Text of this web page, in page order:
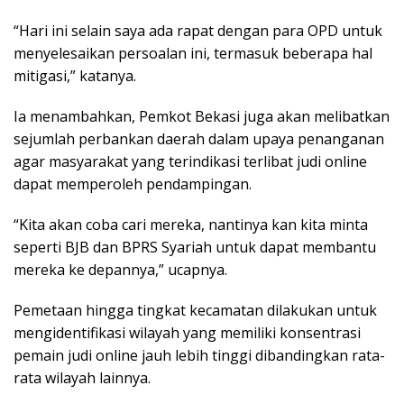
“Hari ini selain saya ada rapat dengan para OPD untuk
menyelesaikan persoalan ini, termasuk beberapa hal
mitigasi,” katanya.
Ia menambahkan, Pemkot Bekasi juga akan melibatkan
sejumlah perbankan daerah dalam upaya penanganan
agar masyarakat yang terindikasi terlibat judi online
dapat memperoleh pendampingan.
“Kita akan coba cari mereka, nantinya kan kita minta
seperti BJB dan BPRS Syariah untuk dapat membantu
mereka ke depannya,” ucapnya.
Pemetaan hingga tingkat kecamatan dilakukan untuk
mengidentifikasi wilayah yang memiliki konsentrasi
pemain judi online jauh lebih tinggi dibandingkan rata-
rata wilayah lainnya.